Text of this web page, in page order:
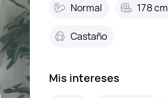
Normal 178 cm
Castaño
Mis intereses